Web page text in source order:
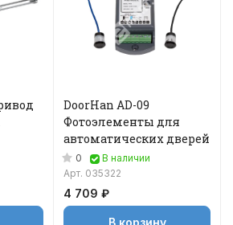
DoorHan AD-09
Фотоэлементы для
автоматических дверей
0
В наличии
Арт. 035322
4 709 ₽
В корзину